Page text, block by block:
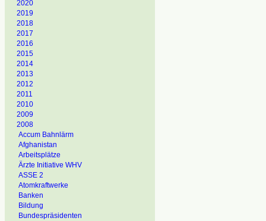
2020
2019
2018
2017
2016
2015
2014
2013
2012
2011
2010
2009
2008
Accum Bahnlärm
Afghanistan
Arbeitsplätze
Ärzte Initiative WHV
ASSE 2
Atomkraftwerke
Banken
Bildung
Bundespräsidenten